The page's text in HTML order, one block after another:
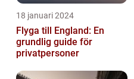
18 januari 2024
Flyga till England: En
grundlig guide för
privatpersoner